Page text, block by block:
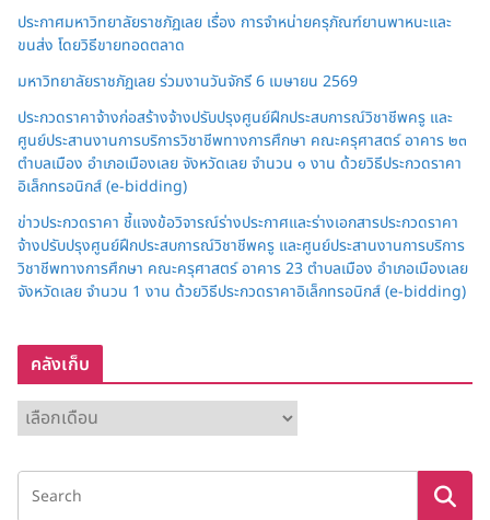
ประกาศมหาวิทยาลัยราชภัฏเลย เรื่อง การจำหน่ายครุภัณฑ์ยานพาหนะและ
ขนส่ง โดยวิธีขายทอดตลาด
มหาวิทยาลัยราชภัฏเลย ร่วมงานวันจักรี 6 เมษายน 2569
ประกวดราคาจ้างก่อสร้างจ้างปรับปรุงศูนย์ฝึกประสบการณ์วิชาชีพครู และ
ศูนย์ประสานงานการบริการวิชาชีพทางการศึกษา คณะครุศาสตร์ อาคาร ๒๓
ตำบลเมือง อำเภอเมืองเลย จังหวัดเลย จำนวน ๑ งาน ด้วยวิธีประกวดราคา
อิเล็กทรอนิกส์ (e-bidding)
ข่าวประกวดราคา ชี้แจงข้อวิจารณ์ร่างประกาศและร่างเอกสารประกวดราคา
จ้างปรับปรุงศูนย์ฝึกประสบการณ์วิชาชีพครู และศูนย์ประสานงานการบริการ
วิชาชีพทางการศึกษา คณะครุศาสตร์ อาคาร 23 ตำบลเมือง อำเภอเมืองเลย
จังหวัดเลย จำนวน 1 งาน ด้วยวิธีประกวดราคาอิเล็กทรอนิกส์ (e-bidding)
คลังเก็บ
ลั
ง